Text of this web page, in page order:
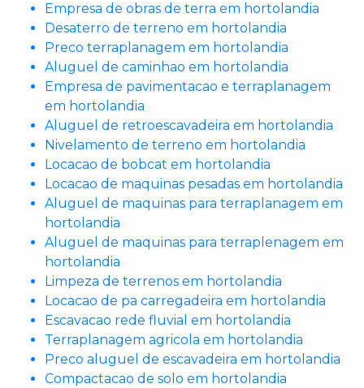
Empresa de obras de terra em hortolandia
Desaterro de terreno em hortolandia
Preco terraplanagem em hortolandia
Aluguel de caminhao em hortolandia
Empresa de pavimentacao e terraplanagem
em hortolandia
Aluguel de retroescavadeira em hortolandia
Nivelamento de terreno em hortolandia
Locacao de bobcat em hortolandia
Locacao de maquinas pesadas em hortolandia
Aluguel de maquinas para terraplanagem em
hortolandia
Aluguel de maquinas para terraplenagem em
hortolandia
Limpeza de terrenos em hortolandia
Locacao de pa carregadeira em hortolandia
Escavacao rede fluvial em hortolandia
Terraplanagem agricola em hortolandia
Preco aluguel de escavadeira em hortolandia
Compactacao de solo em hortolandia